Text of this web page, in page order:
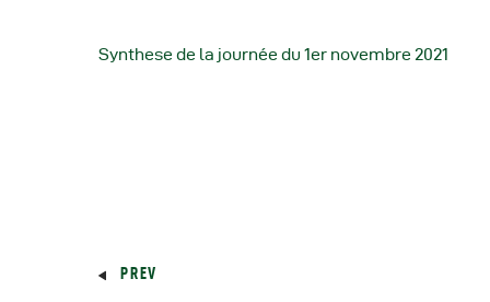
Synthese de la journée du 1er novembre 2021
PREV